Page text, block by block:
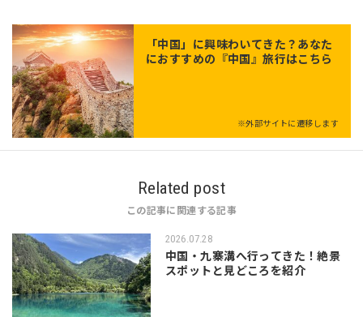
「中国 」に興味わいてきた？あなた
におすすめの『中国』旅行はこちら
※外部サイトに遷移します
Related post
この記事に関連する記事
2026.07.28
中国・九寨溝へ行ってきた！絶景
スポットと見どころを紹介